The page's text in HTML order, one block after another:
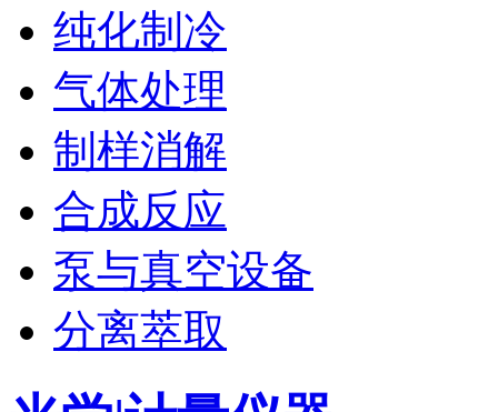
纯化制冷
气体处理
制样消解
合成反应
泵与真空设备
分离萃取